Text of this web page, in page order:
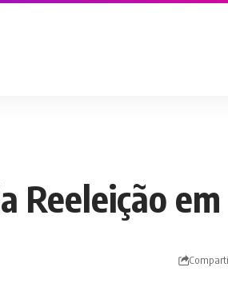
Reeleição em